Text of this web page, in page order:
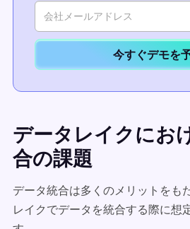
今すぐデモを
データレイクにお
合の課題
データ統合は多くのメリットをも
レイクでデータを統合する際に想